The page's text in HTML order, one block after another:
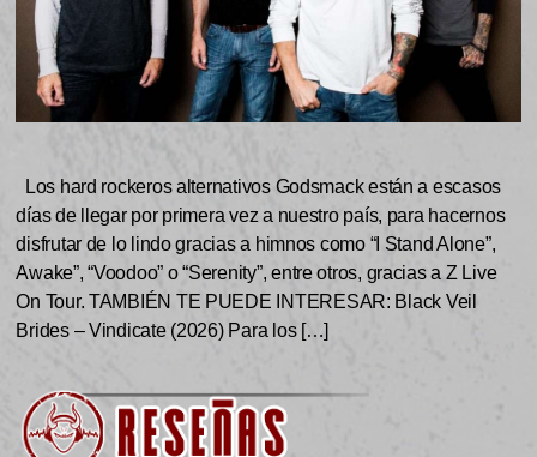
Los hard rockeros alternativos Godsmack están a escasos
días de llegar por primera vez a nuestro país, para hacernos
disfrutar de lo lindo gracias a himnos como “I Stand Alone”,
Awake”, “Voodoo” o “Serenity”, entre otros, gracias a Z Live
On Tour. TAMBIÉN TE PUEDE INTERESAR: Black Veil
Brides – Vindicate (2026) Para los […]